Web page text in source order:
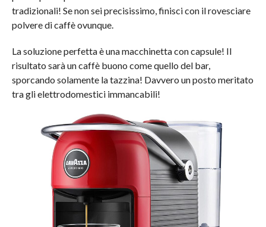
tradizionali! Se non sei precisissimo, finisci con il rovesciare
polvere di caffè ovunque.
La soluzione perfetta è una macchinetta con capsule! Il
risultato sarà un caffè buono come quello del bar,
sporcando solamente la tazzina! Davvero un posto meritato
tra gli elettrodomestici immancabili!